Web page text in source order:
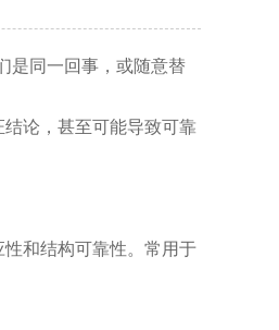
是同一回事，或随意替
论，甚至可能导致可靠
和结构可靠性。常用于